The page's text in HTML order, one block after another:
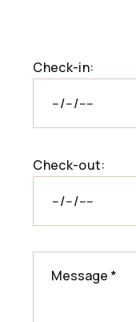
Check-in:
Check-out: